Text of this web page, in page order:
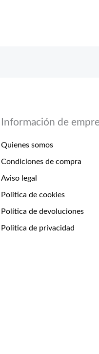
Información de
Quienes somos
Condiciones de compra
Aviso legal
Politica de cookies
Política de devoluciones
Politica de privacidad